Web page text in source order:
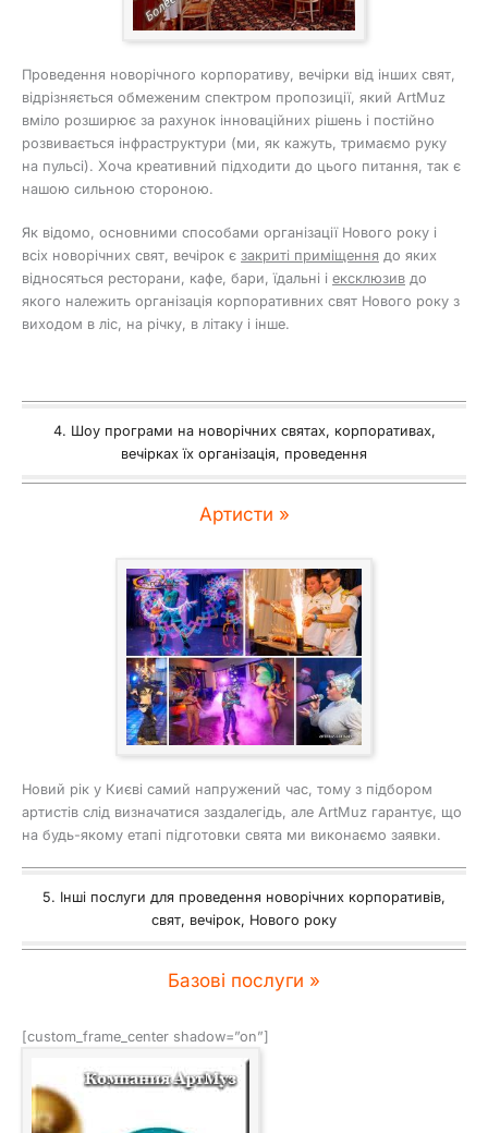
Проведення новорічного корпоративу, вечірки від інших свят,
відрізняється обмеженим спектром пропозиції, який ArtMuz
вміло розширює за рахунок інноваційних рішень і постійно
розвивається інфраструктури (ми, як кажуть, тримаємо руку
на пульсі). Хоча креативний підходити до цього питання, так є
нашою сильною стороною.
Як відомо, основними способами організації Нового року і
всіх новорічних свят, вечірок є закриті приміщення до яких
відносяться ресторани, кафе, бари, їдальні і ексклюзив до
якого належить організація корпоративних свят Нового року з
виходом в ліс, на річку, в літаку і інше.
4. Шоу програми на новорічних святах, корпоративах,
вечірках їх організація, проведення
Артисти »
Новий рік у Києві самий напружений час, тому з підбором
артистів слід визначатися заздалегідь, але ArtMuz гарантує, що
на будь-якому етапі підготовки свята ми виконаємо заявки.
5. Інші послуги для проведення новорічних корпоративів,
свят, вечірок, Нового року
Базові послуги »
[custom_frame_center shadow=”on”]